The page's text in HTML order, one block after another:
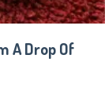
A Drop Of